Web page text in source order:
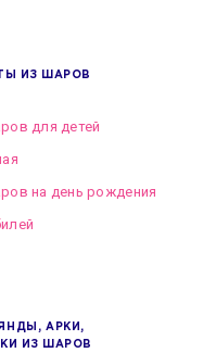
ИЗ ШАРОВ
для детей
на день рождения
АРКИ,
ИЗ ШАРОВ